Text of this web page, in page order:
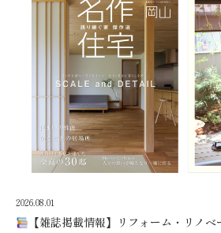
2026.08.01
【雑誌掲載情報】リフォーム・リノベ